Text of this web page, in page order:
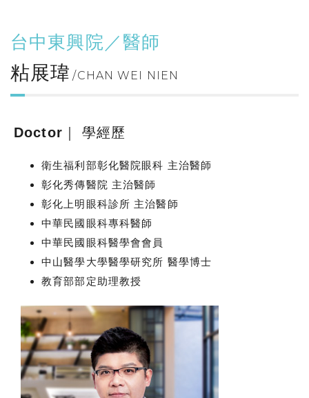
台中東興院／醫師
粘展瑋 CHAN WEI NIEN
Doctor｜ 學經歷
衛生福利部彰化醫院眼科 主治醫師
彰化秀傳醫院 主治醫師
彰化上明眼科診所 主治醫師
中華民國眼科專科醫師
中華民國眼科醫學會會員
中山醫學大學醫學研究所 醫學博士
教育部部定助理教授